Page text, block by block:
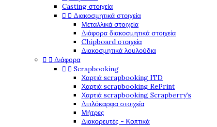
Casting στοιχεία
  Διακοσμητικά στοιχεία
Μεταλλικά στοιχεία
Διάφορα διακοσμητικά στοιχεία
Chipboard στοιχεία
Διακοσμητικά λουλούδια
  Διάφορα
  Scrapbooking
Χαρτιά scrapbooking ITD
Χαρτιά scrapbooking RePrint
Χαρτιά scrapbooking Scrapberry's
Διπλόκαρφα στοιχεία
Μήτρες
Διακορευτές - Κοπτικά